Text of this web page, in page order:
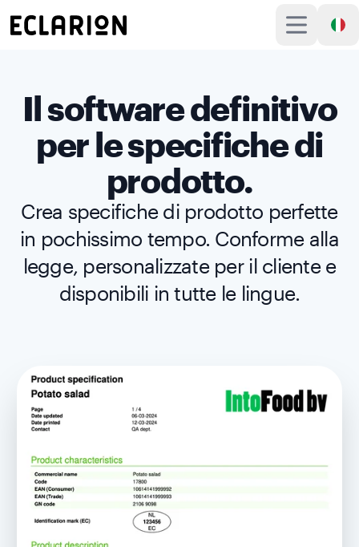
Il software definitivo
per le specifiche di
prodotto.
Crea specifiche di prodotto perfette
in pochissimo tempo. Conforme alla
legge, personalizzate per il cliente e
disponibili in tutte le lingue.